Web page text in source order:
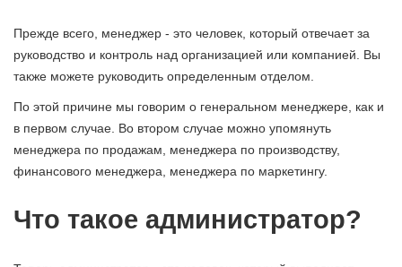
Прежде всего, менеджер - это человек, который отвечает за
руководство и контроль над организацией или компанией. Вы
также можете руководить определенным отделом.
По этой причине мы говорим о генеральном менеджере, как и
в первом случае. Во втором случае можно упомянуть
менеджера по продажам, менеджера по производству,
финансового менеджера, менеджера по маркетингу.
Что такое администратор?